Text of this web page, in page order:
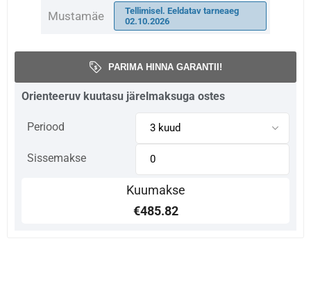
Mustamäe
Tellimisel. Eeldatav tarneaeg
02.10.2026
PARIMA HINNA GARANTII!
Orienteeruv kuutasu järelmaksuga ostes
Periood
Sissemakse
Kuumakse
€485.82